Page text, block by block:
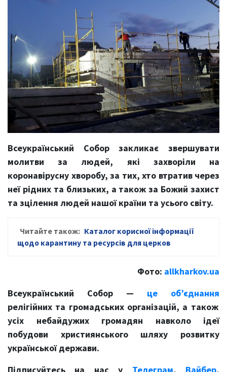
Всеукраїнський Собор закликає звершувати
молитви за людей, які захворіли на
коронавірусну хворобу, за тих, хто втратив через
неї рідних та близьких, а також за Божий захист
та зцілення людей нашої країни та усього світу.
Читайте також: Каталог корисної інформації
щодо карантину та ресурсів для церков
Фото: allkharkov.ua
Всеукраїнський Собор — це об’єднання
релігійних та громадських організацій, а також
усіх небайдужих громадян навколо ідеї
побудови християнського шляху розвитку
української держави.